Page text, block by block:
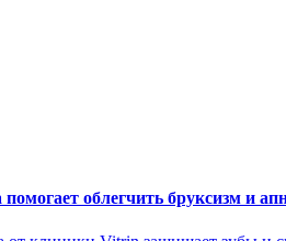
облегчить бруксизм и